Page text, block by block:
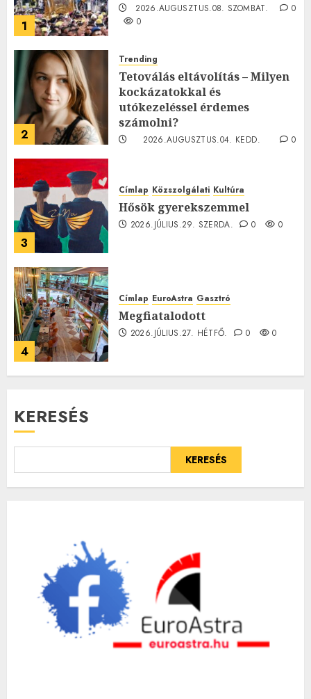
1
2026.AUGUSZTUS.08. SZOMBAT.
0
0
2
Trending
Tetoválás eltávolítás – Milyen
kockázatokkal és
utókezeléssel érdemes
számolni?
2026.AUGUSZTUS.04. KEDD.
0
3
Címlap Közszolgálati Kultúra
Hősök gyerekszemmel
2026.JÚLIUS.29. SZERDA. 0 0
4
Címlap EuroAstra Gasztró
Megfiatalodott
2026.JÚLIUS.27. HÉTFŐ. 0 0
KERESÉS
KERESÉS